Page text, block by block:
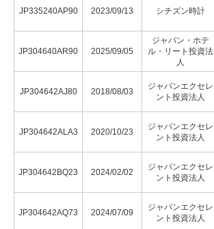
JP335240AP90 2023/09/13 シチズン時計
JP304640AR90 2025/09/05
ジャパン・ホテ
ル・リート投資法
人
JP304642AJ80 2018/08/03
ジャパンエクセレ
ント投資法人
JP304642ALA3 2020/10/23
ジャパンエクセレ
ント投資法人
JP304642BQ23 2024/02/02
ジャパンエクセレ
ント投資法人
JP304642AQ73 2024/07/09
ジャパンエクセレ
ント投資法人